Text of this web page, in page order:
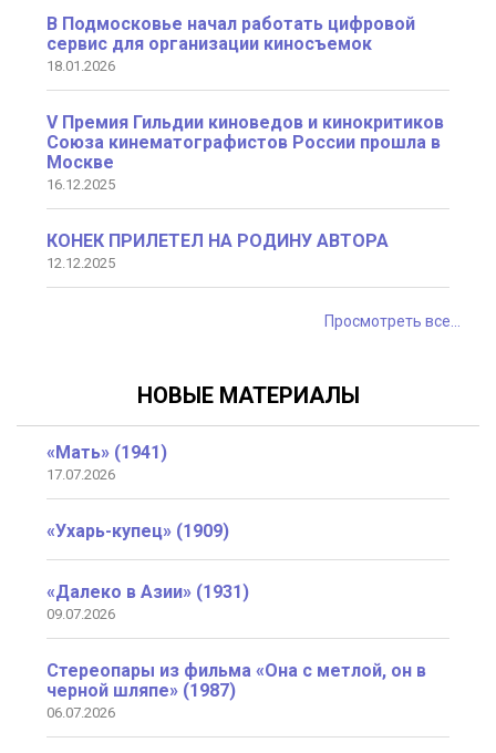
В Подмосковье начал работать цифровой
сервис для организации киносъемок
18.01.2026
V Премия Гильдии киноведов и кинокритиков
Союза кинематографистов России прошла в
Москве
16.12.2025
КОНЕК ПРИЛЕТЕЛ НА РОДИНУ АВТОРА
12.12.2025
Просмотреть все...
НОВЫЕ МАТЕРИАЛЫ
«Мать» (1941)
17.07.2026
«Ухарь-купец» (1909)
«Далеко в Азии» (1931)
09.07.2026
Стереопары из фильма «Она с метлой, он в
черной шляпе» (1987)
06.07.2026